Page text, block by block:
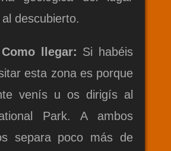
descubierto.
llegar: Si habéis
esta zona es porque
venís u os dirigís al
Park. A ambos
separa poco más de